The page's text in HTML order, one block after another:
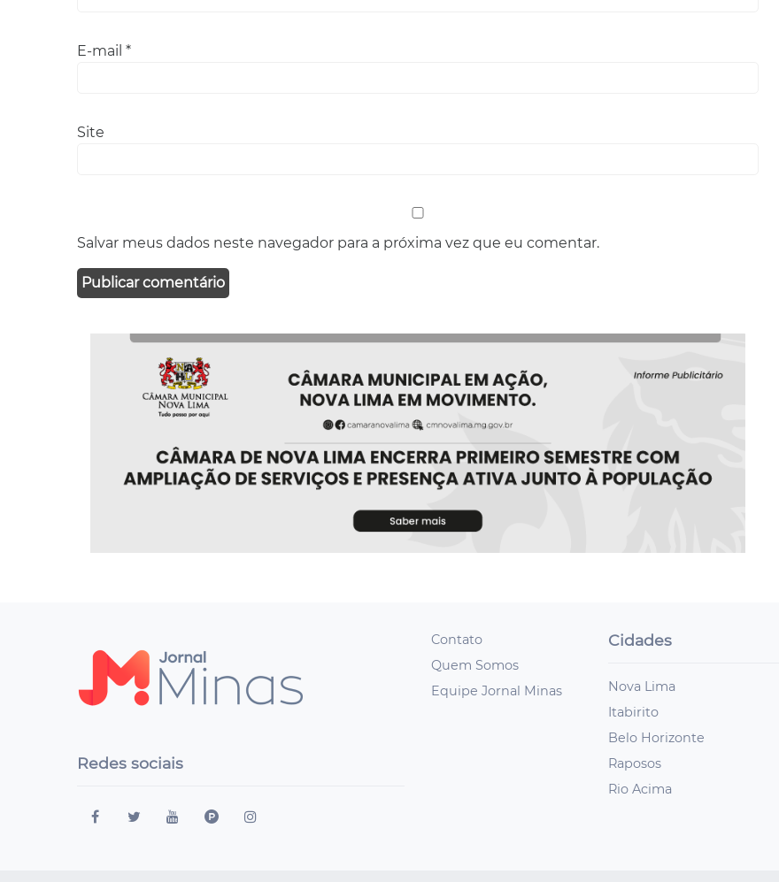
E-mail *
Site
Salvar meus dados neste navegador para a próxima vez que eu comentar.
Redes sociais
Contato
Quem Somos
Equipe Jornal Minas
Cidades
Nova Lima
Itabirito
Belo Horizonte
Raposos
Rio Acima